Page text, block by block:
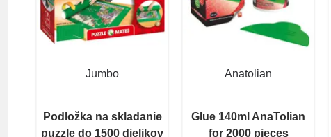
Jumbo
Podložka na skladanie
puzzle do 1500 dielikov
Anatolian
Glue 140ml AnaTolian
for 2000 pieces